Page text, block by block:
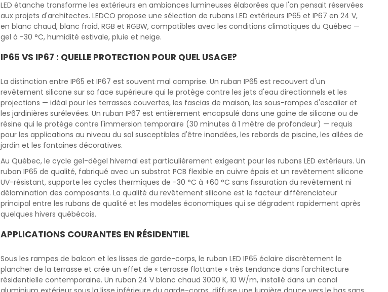
LED étanche transforme les extérieurs en ambiances lumineuses élaborées que l'on pensait réservées
aux projets d'architectes. LEDCO propose une sélection de rubans LED extérieurs IP65 et IP67 en 24 V,
en blanc chaud, blanc froid, RGB et RGBW, compatibles avec les conditions climatiques du Québec —
gel à -30 °C, humidité estivale, pluie et neige.
IP65 VS IP67 : QUELLE PROTECTION POUR QUEL USAGE?
La distinction entre IP65 et IP67 est souvent mal comprise. Un ruban IP65 est recouvert d'un
revêtement silicone sur sa face supérieure qui le protège contre les jets d'eau directionnels et les
projections — idéal pour les terrasses couvertes, les fascias de maison, les sous-rampes d'escalier et
les jardinières surélevées. Un ruban IP67 est entièrement encapsulé dans une gaine de silicone ou de
résine qui le protège contre l'immersion temporaire (30 minutes à 1 mètre de profondeur) — requis
pour les applications au niveau du sol susceptibles d'être inondées, les rebords de piscine, les allées de
jardin et les fontaines décoratives.
Au Québec, le cycle gel-dégel hivernal est particulièrement exigeant pour les rubans LED extérieurs. Un
ruban IP65 de qualité, fabriqué avec un substrat PCB flexible en cuivre épais et un revêtement silicone
UV-résistant, supporte les cycles thermiques de -30 °C à +60 °C sans fissuration du revêtement ni
délamination des composants. La qualité du revêtement silicone est le facteur différenciateur
principal entre les rubans de qualité et les modèles économiques qui se dégradent rapidement après
quelques hivers québécois.
APPLICATIONS COURANTES EN RÉSIDENTIEL
Sous les rampes de balcon et les lisses de garde-corps, le ruban LED IP65 éclaire discrètement le
plancher de la terrasse et crée un effet de « terrasse flottante » très tendance dans l'architecture
résidentielle contemporaine. Un ruban 24 V blanc chaud 3000 K, 10 W/m, installé dans un canal